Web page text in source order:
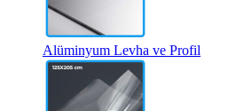
Alüminyum Levha ve Profil